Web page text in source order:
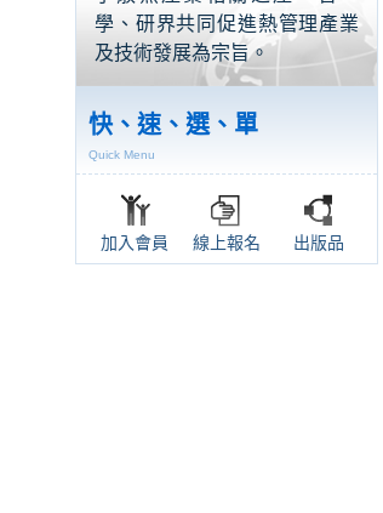
學、研界共同促進熱管理產業
及技術發展為宗旨。
快、速、選、單
Quick Menu
加入會員 線上報名 出版品